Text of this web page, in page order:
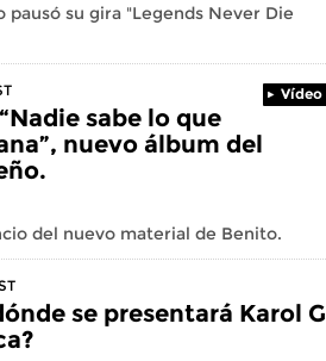
su gira "Legends Never Die
Vídeo
sabe lo que
nuevo álbum del
del nuevo material de Benito.
se presentará Karol G